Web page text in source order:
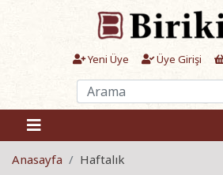
Yeni Üye Üye Girişi
Anasayfa Haftalık